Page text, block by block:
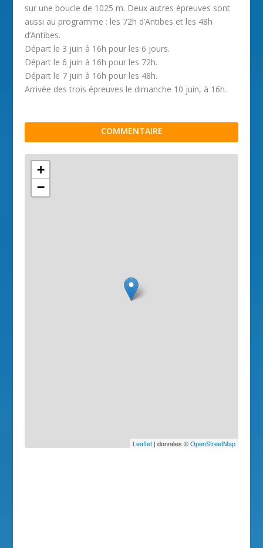
sur une boucle de 1025 m. Deux autres épreuves sont
aussi au programme : les 72h d’Antibes et les 48h
d’Antibes.
Départ le 3 juin à 16h pour les 6 jours.
Départ le 6 juin à 16h pour les 72h.
Départ le 7 juin à 16h pour les 48h.
Arrivée des trois épreuves le dimanche 10 juin, à 16h.
COMMENTAIRE
+
−
Leaflet| données ©OpenStreetMap